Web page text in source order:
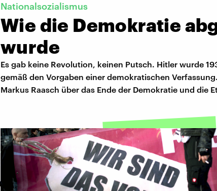
Nationalsozialismus
Wie die Demokratie
wurde
Es gab keine Revolution, keinen Putsch. Hitler wurde
gemäß den Vorgaben einer demokratischen
Markus Raasch über das Ende der Demokratie und die